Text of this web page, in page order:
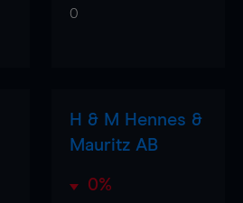
0
H & M Hennes &
Mauritz AB
0%